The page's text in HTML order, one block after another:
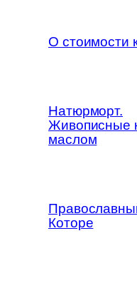
О стоимости
Натюрморт.
Живописные
маслом
Которе